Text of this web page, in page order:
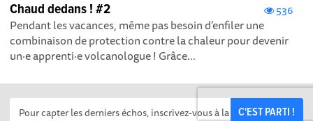
536
Chaud dedans ! #2
Pendant les vacances, même pas besoin d’enfiler une
combinaison de protection contre la chaleur pour devenir
un·e apprenti·e volcanologue ! Grâce...
C'EST PARTI !